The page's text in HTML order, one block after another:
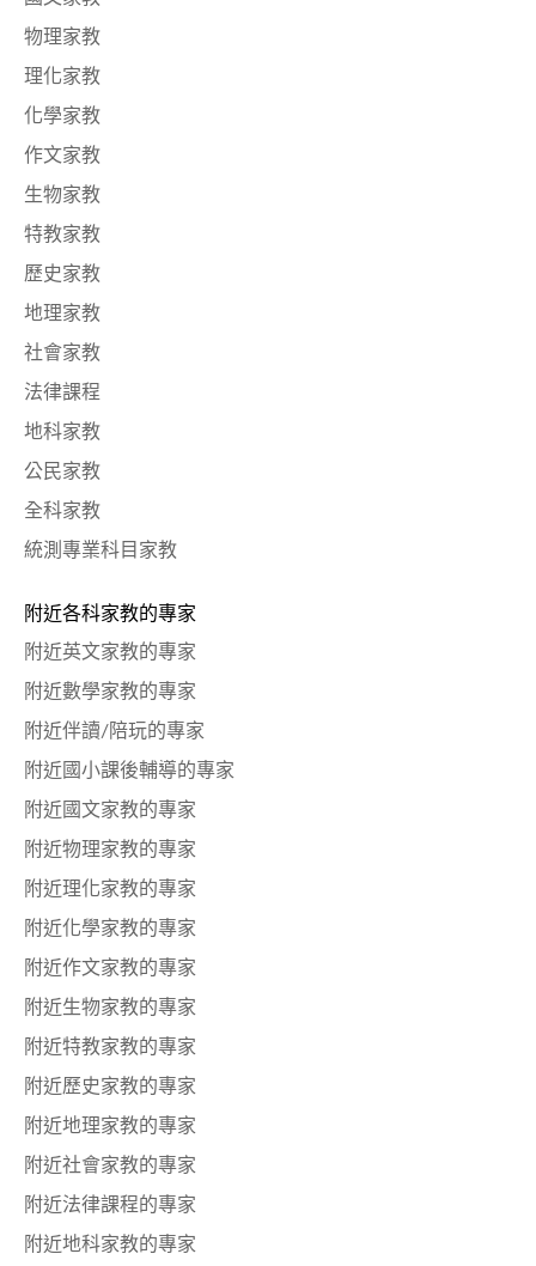
物理家教
理化家教
化學家教
作文家教
生物家教
特教家教
歷史家教
地理家教
社會家教
法律課程
地科家教
公民家教
全科家教
統測專業科目家教
附近各科家教的專家
附近英文家教的專家
附近數學家教的專家
附近伴讀/陪玩的專家
附近國小課後輔導的專家
附近國文家教的專家
附近物理家教的專家
附近理化家教的專家
附近化學家教的專家
附近作文家教的專家
附近生物家教的專家
附近特教家教的專家
附近歷史家教的專家
附近地理家教的專家
附近社會家教的專家
附近法律課程的專家
附近地科家教的專家